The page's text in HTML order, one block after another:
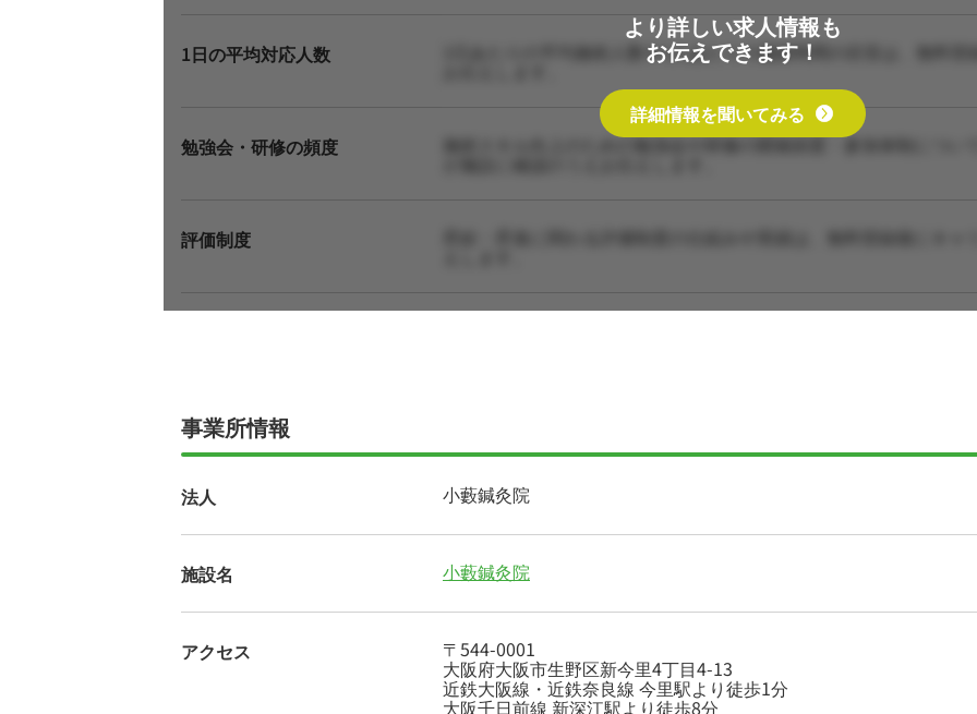
1日の平均対応人数 1日あたりの平均施術人数や1人あたりの施術時間の目安は、無料
勉強会・研修の頻度 施術スキル向上のための勉強会や研修の開催頻度・参加体制につ
評価制度
より詳しい求人情報も
お伝えできます！
詳細情報を聞いてみる
事業所情報
法人 小藪鍼灸院
施設名 小藪鍼灸院
アクセス 〒544-0001
大阪府大阪市生野区新今里4丁目4-13
近鉄大阪線・近鉄奈良線 今里駅より徒歩1分
大阪千日前線 新深江駅より徒歩8分